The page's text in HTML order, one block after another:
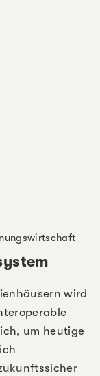
wird
um heutige